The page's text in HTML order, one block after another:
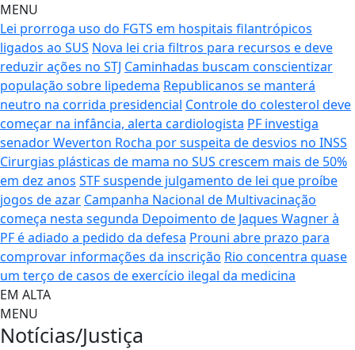
MENU
Lei prorroga uso do FGTS em hospitais filantrópicos
ligados ao SUS Nova lei cria filtros para recursos e deve
reduzir ações no STJ Caminhadas buscam conscientizar
população sobre lipedema Republicanos se manterá
neutro na corrida presidencial Controle do colesterol deve
começar na infância, alerta cardiologista PF investiga
senador Weverton Rocha por suspeita de desvios no INSS
Cirurgias plásticas de mama no SUS crescem mais de 50%
em dez anos STF suspende julgamento de lei que proíbe
jogos de azar Campanha Nacional de Multivacinação
começa nesta segunda Depoimento de Jaques Wagner à
PF é adiado a pedido da defesa Prouni abre prazo para
comprovar informações da inscrição Rio concentra quase
um terço de casos de exercício ilegal da medicina
EM ALTA
MENU
Notícias/Justiça